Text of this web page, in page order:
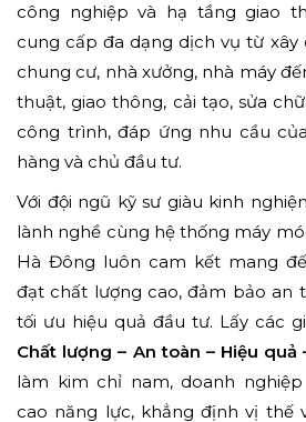
công nghiệp và hạ tầng giao
cung cấp đa dạng dịch vụ từ xây
chung cư, nhà xưởng, nhà máy
thuật, giao thông, cải tạo, sửa
công trình, đáp ứng nhu cầu
hàng và chủ đầu tư.
Với đội ngũ kỹ sư giàu kinh
lành nghề cùng hệ thống máy
Hà Đông luôn cam kết mang
đạt chất lượng cao, đảm bảo an
tối ưu hiệu quả đầu tư. Lấy các
Chất lượng – An toàn – Hiệu quả
làm kim chỉ nam, doanh
cao năng lực, khẳng định vị thế